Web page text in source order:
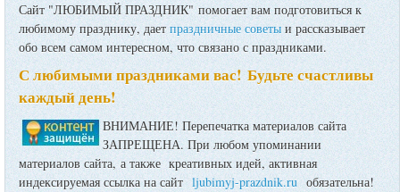
Сайт "ЛЮБИМЫЙ ПРАЗДНИК" помогает вам подготовиться к
любимому празднику, даетпраздничные советы и рассказывает
обо всем самом интересном, что связано с праздниками.
С любимыми праздниками вас! Будьте счастливы
каждый день!
ВНИМАНИЕ! Перепечатка материалов сайта
ЗАПРЕЩЕНА. При любом упоминании
материалов сайта, а также креативных идей, активная
индексируемая ссылка на сайт ljubimyj-prazdnik.ruобязательна!